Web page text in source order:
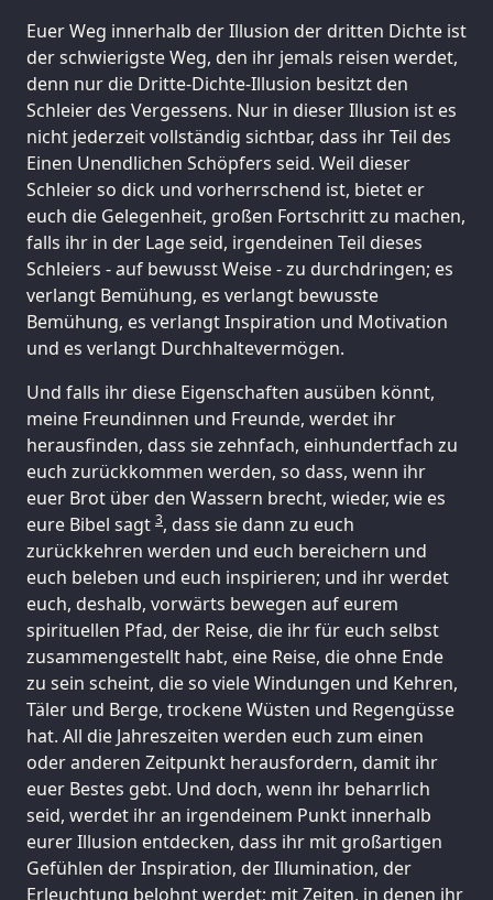
Euer Weg innerhalb der Illusion der dritten Dichte ist
der schwierigste Weg, den ihr jemals reisen werdet,
denn nur die Dritte-Dichte-Illusion besitzt den
Schleier des Vergessens. Nur in dieser Illusion ist es
nicht jederzeit vollständig sichtbar, dass ihr Teil des
Einen Unendlichen Schöpfers seid. Weil dieser
Schleier so dick und vorherrschend ist, bietet er
euch die Gelegenheit, großen Fortschritt zu machen,
falls ihr in der Lage seid, irgendeinen Teil dieses
Schleiers - auf bewusst Weise - zu durchdringen; es
verlangt Bemühung, es verlangt bewusste
Bemühung, es verlangt Inspiration und Motivation
und es verlangt Durchhaltevermögen.
Und falls ihr diese Eigenschaften ausüben könnt,
meine Freundinnen und Freunde, werdet ihr
herausfinden, dass sie zehnfach, einhundertfach zu
euch zurückkommen werden, so dass, wenn ihr
euer Brot über den Wassern brecht, wieder, wie es
eure Bibel sagt 3, dass sie dann zu euch
zurückkehren werden und euch bereichern und
euch beleben und euch inspirieren; und ihr werdet
euch, deshalb, vorwärts bewegen auf eurem
spirituellen Pfad, der Reise, die ihr für euch selbst
zusammengestellt habt, eine Reise, die ohne Ende
zu sein scheint, die so viele Windungen und Kehren,
Täler und Berge, trockene Wüsten und Regengüsse
hat. All die Jahreszeiten werden euch zum einen
oder anderen Zeitpunkt herausfordern, damit ihr
euer Bestes gebt. Und doch, wenn ihr beharrlich
seid, werdet ihr an irgendeinem Punkt innerhalb
eurer Illusion entdecken, dass ihr mit großartigen
Gefühlen der Inspiration, der Illumination, der
Erleuchtung belohnt werdet; mit Zeiten, in denen ihr